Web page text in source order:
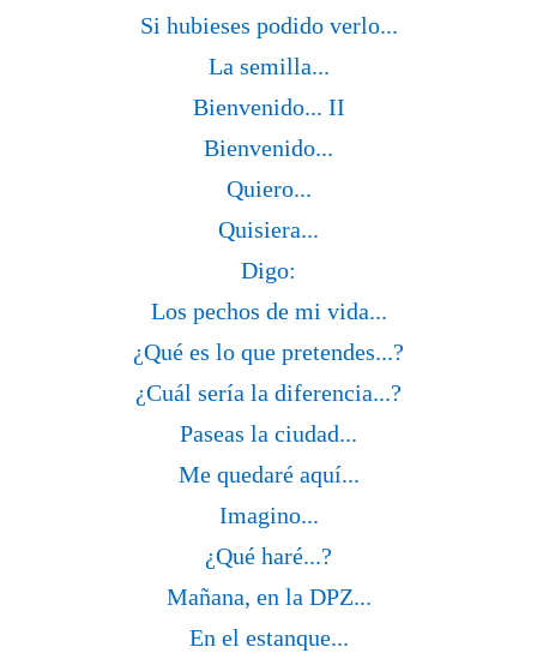
Si hubieses podido verlo...
La semilla...
Bienvenido... II
Bienvenido...
Quiero...
Quisiera...
Digo:
Los pechos de mi vida...
¿Qué es lo que pretendes...?
¿Cuál sería la diferencia...?
Paseas la ciudad...
Me quedaré aquí...
Imagino...
¿Qué haré...?
Mañana, en la DPZ...
En el estanque...